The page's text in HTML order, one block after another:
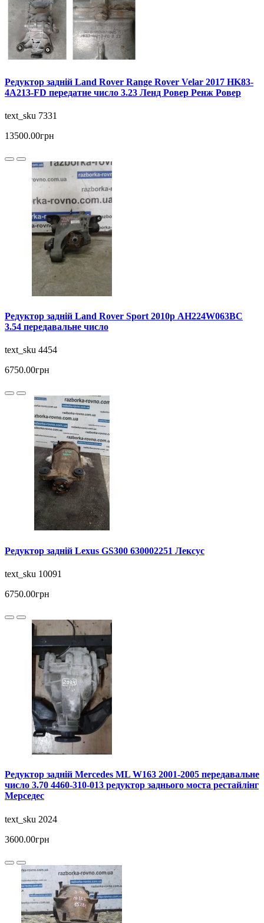
Редуктор задній Land Rover Range Rover Velar 2017 HK83-
4A213-FD передатне число 3.23 Ленд Ровер Ренж Ровер
text_sku 7331
13500.00грн
Редуктор задній Land Rover Sport 2010р AH224W063BC
3.54 передавальне число
text_sku 4454
6750.00грн
Редуктор задній Lexus GS300 630002251 Лексус
text_sku 10091
6750.00грн
Редуктор задній Mercedes ML W163 2001-2005 передавальне
число 3.70 4460-310-013 редуктор заднього моста рестайлінг
Мерседес
text_sku 2024
3600.00грн